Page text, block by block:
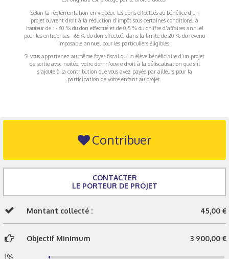
Selon la réglementation en vigueur, les dons effectués au bénéfice d’un
projet ouvrent droit à la réduction d’impôt sous certaines conditions, à
hauteur de : - 60 % du don effectué et de 0,5 % du chiffre d’affaires annuel
pour les entreprises - 66 % du don effectué, dans la limite de 20 % du revenu
imposable annuel pour les particuliers éligibles.
Si vous appartenez au même foyer fiscal qu’un élève bénéficiaire d’un projet
de sortie avec nuitée, votre don n’ouvre droit à la défiscalisation que s’il
s’ajoute à la contribution que vous avez payée par ailleurs pour la
participation de votre enfant au projet.
Contribuer
CONTACTER
LE PORTEUR DE PROJET
Montant collecté : 45,00 €
Objectif Minimum 3 900,00 €
1%